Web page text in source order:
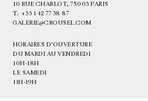
10 RUE CHARLOT, 75003 PARIS
T. +33 1 42 77 38 87
GALERIE@CROUSEL.COM
HORAIRES D'OUVERTURE
DU MARDI AU VENDREDI
10H-18H
LE SAMEDI
11H-19H